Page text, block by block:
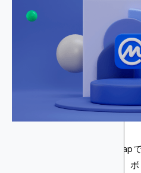
要約すると、CoinMarketCap
備と適格性基準の満足から、